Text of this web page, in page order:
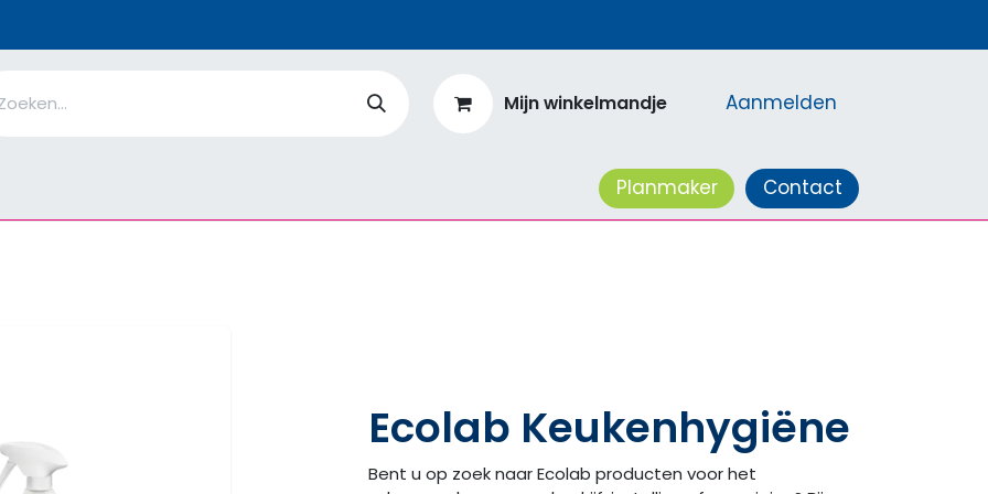
Mijn winkelmandje Aanmelden
Planmaker Contact
Ecolab Keukenhygiëne
Bent u op zoek naar Ecolab producten voor het